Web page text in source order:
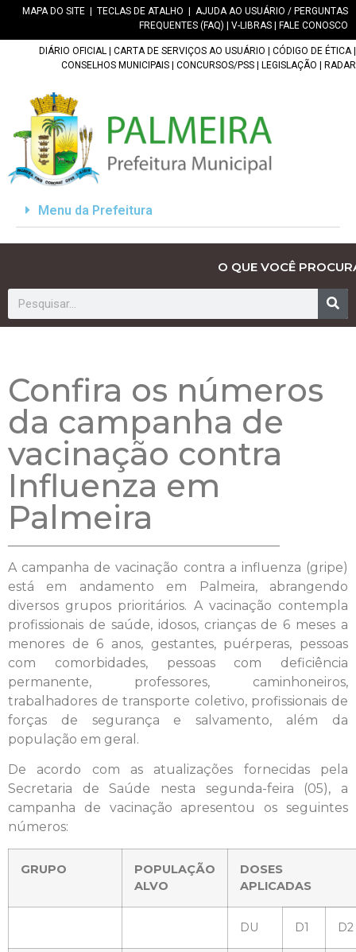
MAPA DO SITE TECLAS DE ATALHO
AJUDA AO USUÁRIO / PERGUNTAS
FREQUENTES (FAQ)
V-LIBRAS FALE CONOSCO
DIÁRIO OFICIAL CARTA DE SERVIÇOS AO USUÁRIO CÓDIGO DE ÉTICA|
CONSELHOS MUNICIPAIS
CONCURSOS/PSS LEGISLAÇÃO RADAR
Menu da Prefeitura
O QUE VOCÊ
Confira os números
da campanha de
vacinação contra
Influenza em
Palmeira
A campanha de vacinação contra a influenza (gripe)
está em andamento em Palmeira, abrangendo
diversos grupos prioritários. A vacinação contempla
profissionais de saúde, idosos, crianças de 6 meses a
menores de 6 anos, gestantes, puérperas, pessoas
com comorbidades, pessoas com deficiência
permanente, professores, caminhoneiros,
trabalhadores de transporte coletivo, profissionais de
forças de segurança e salvamento, além da
população em geral.
De acordo com as atualizações fornecidas pela
Secretaria de Saúde nesta segunda-feira (05), a
campanha de vacinação apresentou os seguintes
números:
GRUPO
POPULAÇÃO
ALVO
DOSES
APLICADAS
DU D1 D2